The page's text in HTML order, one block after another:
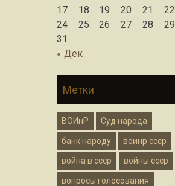
« Дек
17
18 19 20 21 22
24
25 26 27 28 29
31
Метки
ВОИнР Суд народа
банк народу воинр ссср
война в ссср войны ссср
вопросы голосования